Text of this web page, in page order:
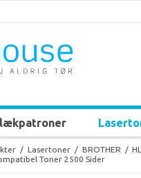
/ Lasertoner / BROTHER /
Toner 2500 Sider